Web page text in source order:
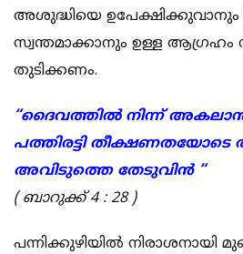
അശുദ്ധിയെ ഉപേക്ഷിക്കുവാനും
സ്വന്തമാക്കാനും ഉള്ള ആഗ്രഹം
തുടിക്കണം.
“ദൈവത്തിൽ നിന്ന് അകലാൻ
പത്തിരട്ടി തീക്ഷണതയോടെ
അവിടുത്തെ തേടുവിൻ “
( ബാറുക്ക് 4 : 28 )
പന്നിക്കുഴിയിൽ നിരാശനായി